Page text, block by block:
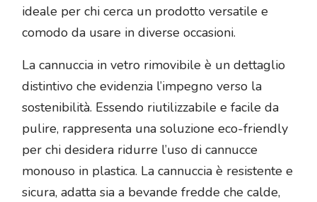
ideale per chi cerca un prodotto versatile e
comodo da usare in diverse occasioni.
La cannuccia in vetro rimovibile è un dettaglio
distintivo che evidenzia l’impegno verso la
sostenibilità. Essendo riutilizzabile e facile da
pulire, rappresenta una soluzione eco-friendly
per chi desidera ridurre l’uso di cannucce
monouso in plastica. La cannuccia è resistente e
sicura, adatta sia a bevande fredde che calde,